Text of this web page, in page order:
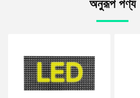
অনুরূপ পণ্য